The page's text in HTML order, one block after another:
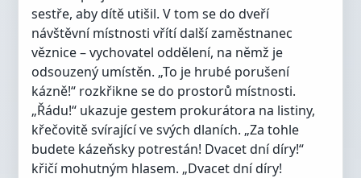
sestře, aby dítě utišil. V tom se do dveří
návštěvní místnosti vřítí další zaměstnanec
věznice – vychovatel oddělení, na němž je
odsouzený umístěn. „To je hrubé porušení
kázně!“ rozkřikne se do prostorů místnosti.
„Řádu!“ ukazuje gestem prokurátora na listiny,
křečovitě svírající ve svých dlaních. „Za tohle
budete kázeňsky potrestán! Dvacet dní díry!“
křičí mohutným hlasem. „Dvacet dní díry!